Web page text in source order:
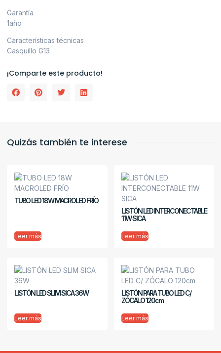
Garantía
1año
Características técnicas
Casquillo G13
¡Comparte este producto!
Quizás también te interese
TUBO LED 18W MACROLED FRÍO
Leer más
LISTÓN LED INTERCONECTABLE
11W SICA
Leer más
LISTÓN LED SLIM SICA 36W
Leer más
LISTÓN PARA TUBO LED C/
ZÓCALO 120cm
Leer más